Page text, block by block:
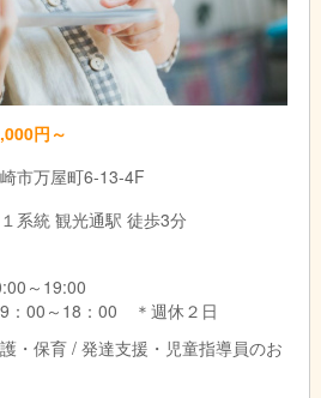
円～
市万屋町6-13-4F
系統 観光通駅 徒歩3分
～19:00
：00～18：00 ＊週休２日
・保育 / 発達支援・児童指導員のお